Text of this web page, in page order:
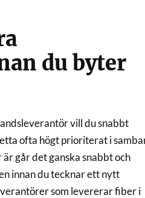
du byter
vill du snabbt
ofta högt prioriterat i
går det ganska snabbt och
innan du tecknar ett nytt
som levererar fiber i